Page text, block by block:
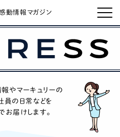
動情報マガジン
やマーキュリーの
員の日常などを
お届けします。